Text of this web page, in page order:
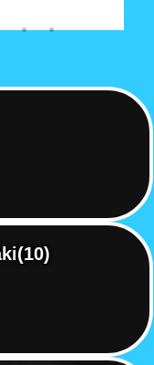
所(大正9年創業)が今
ズ
(10)